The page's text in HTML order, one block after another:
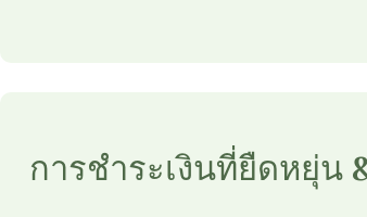
การชำระเงินที่ยืดหยุ่น